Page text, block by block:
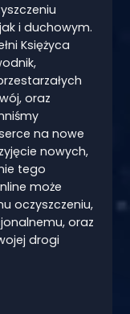
i duchowym.
Księżyca
oraz
na nowe
nowych,
tego
może
oczyszczeniu,
oraz
drogi